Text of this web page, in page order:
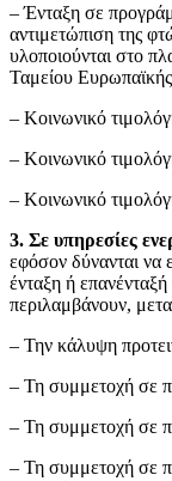
– Ένταξη σε
αντιμετώπιση της
υλοποιούνται στο
Ταμείου
– Κοινωνικό
– Κοινωνικό
– Κοινωνικό
3. Σε υπηρεσίες
εφόσον δύνανται να
ένταξη ή
περιλαμβάνουν,
– Την κάλυψη
– Τη συμμετοχή σε
– Τη συμμετοχή σε
– Τη συμμετοχή σε